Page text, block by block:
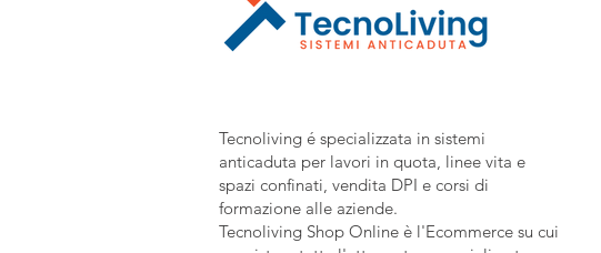
Tecnoliving é specializzata in sistemi
anticaduta per lavori in quota, linee vita e
spazi confinati, vendita DPI e corsi di
formazione alle aziende.
Tecnoliving Shop Online è l'Ecommerce su cui